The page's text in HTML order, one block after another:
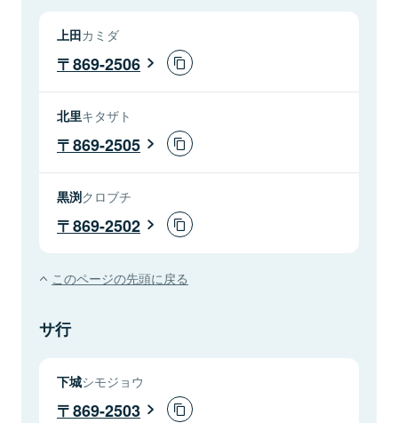
上田カミダ
869-2506
北里キタザト
869-2505
黒渕クロブチ
869-2502
このページの先頭に戻る
サ行
下城シモジョウ
869-2503